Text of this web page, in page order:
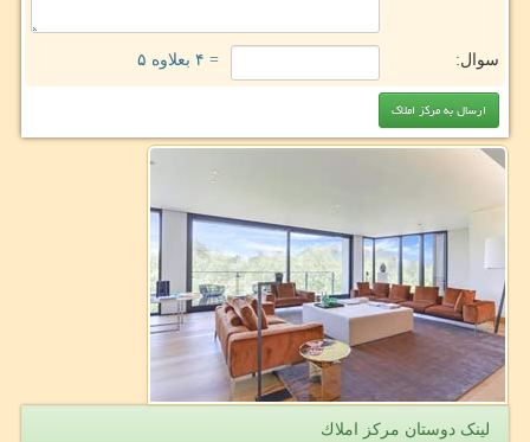
سوال: = ۴ بعلاوه ۵
لینک دوستان مركز املاك